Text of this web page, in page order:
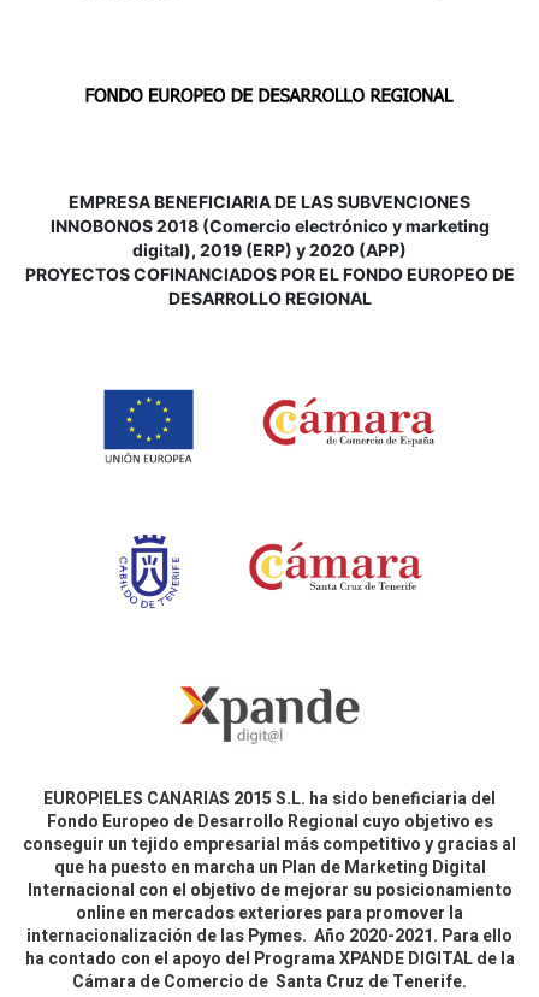
EMPRESA BENEFICIARIA DE LAS SUBVENCIONES
INNOBONOS 2018 (Comercio electrónico y marketing
digital), 2019 (ERP) y 2020 (APP)
PROYECTOS COFINANCIADOS POR EL FONDO EUROPEO DE
DESARROLLO REGIONAL
EUROPIELES CANARIAS 2015 S.L. ha sido beneficiaria del
Fondo Europeo de Desarrollo Regional cuyo objetivo es
conseguir un tejido empresarial más competitivo y gracias al
que ha puesto en marcha un Plan de Marketing Digital
Internacional con el objetivo de mejorar su posicionamiento
online en mercados exteriores para promover la
internacionalización de las Pymes. Año 2020-2021. Para ello
ha contado con el apoyo del Programa XPANDE DIGITAL de la
Cámara de Comercio de Santa Cruz de Tenerife.